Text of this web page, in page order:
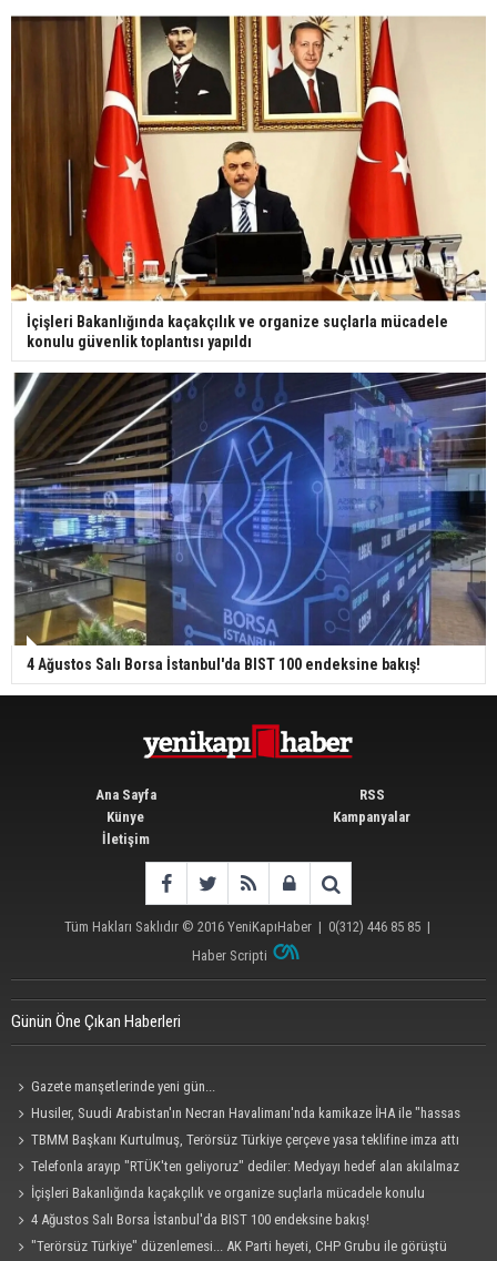
İçişleri Bakanlığında kaçakçılık ve organize suçlarla mücadele
konulu güvenlik toplantısı yapıldı
4 Ağustos Salı Borsa İstanbul'da BIST 100 endeksine bakış!
Ana Sayfa
Künye
İletişim
RSS
Kampanyalar
Tüm Hakları Saklıdır © 2016 YeniKapıHaber| 0(312) 446 85 85|
Haber Scripti
Günün Öne Çıkan Haberleri
Gazete manşetlerinde yeni gün...
Husiler, Suudi Arabistan'ın Necran Havalimanı'nda kamikaze İHA ile "hassas
bir hedefi" vurduklarını açıkladı
TBMM Başkanı Kurtulmuş, Terörsüz Türkiye çerçeve yasa teklifine imza attı
Telefonla arayıp "RTÜK'ten geliyoruz" dediler: Medyayı hedef alan akılalmaz
tuzak ifşa oldu
İçişleri Bakanlığında kaçakçılık ve organize suçlarla mücadele konulu
güvenlik toplantısı yapıldı
4 Ağustos Salı Borsa İstanbul'da BIST 100 endeksine bakış!
"Terörsüz Türkiye" düzenlemesi... AK Parti heyeti, CHP Grubu ile görüştü